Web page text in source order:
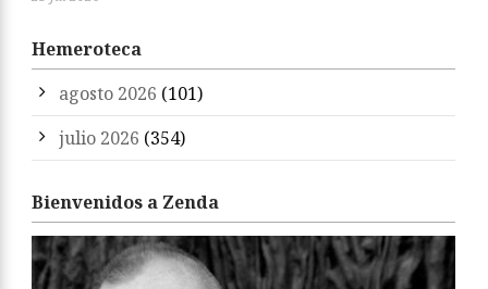
Hemeroteca
agosto 2026 (101)
julio 2026 (354)
Bienvenidos a Zenda